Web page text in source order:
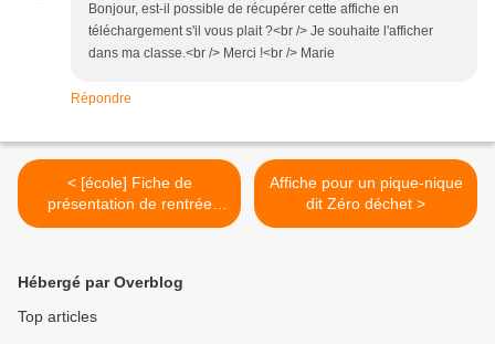
Bonjour, est-il possible de récupérer cette affiche en
téléchargement s'il vous plait ?<br /> Je souhaite l'afficher
dans ma classe.<br /> Merci !<br /> Marie
Répondre
< [école] Fiche de
présentation de rentrée
scolaire
Affiche pour un pique-nique
dit Zéro déchet >
Hébergé par Overblog
Top articles